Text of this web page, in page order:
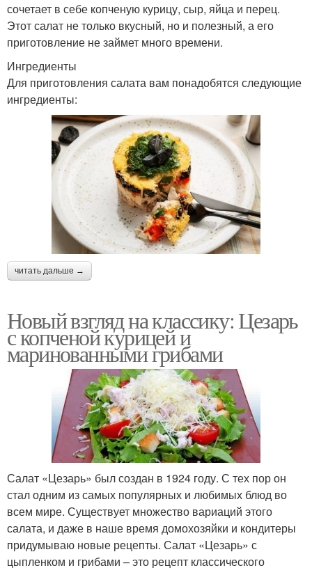
сочетает в себе копченую курицу, сыр, яйца и перец.
Этот салат не только вкусный, но и полезный, а его
приготовление не займет много времени.
Ингредиенты
Для приготовления салата вам понадобятся следующие
ингредиенты:
читать дальше →
Новый взгляд на классику: Цезарь
с копченой курицей и
маринованными грибами
Салат «Цезарь» был создан в 1924 году. С тех пор он
стал одним из самых популярных и любимых блюд во
всем мире. Существует множество вариаций этого
салата, и даже в наше время домохозяйки и кондитеры
придумываю новые рецепты. Салат «Цезарь» с
цыпленком и грибами – это рецепт классического